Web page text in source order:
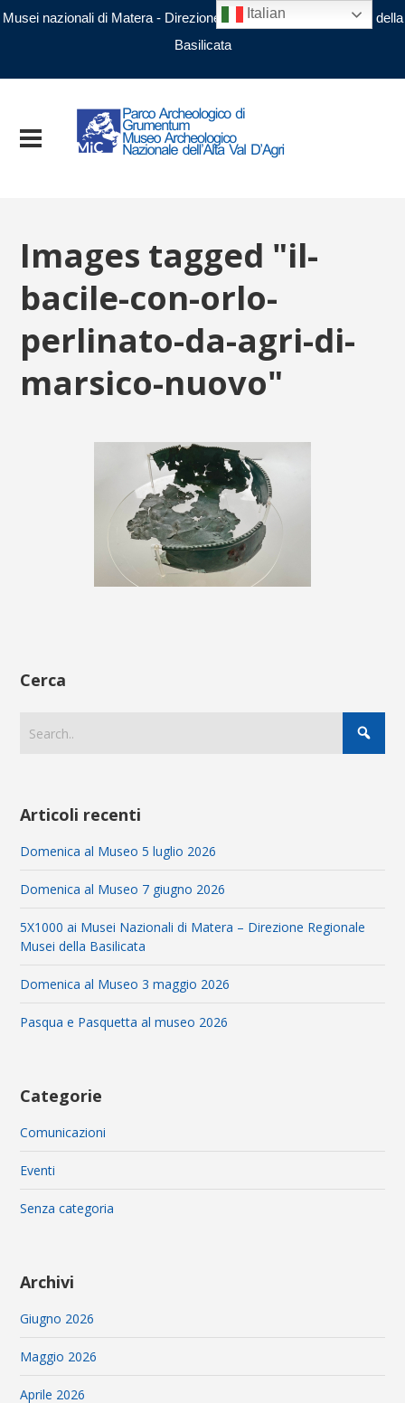
Musei nazionali di Matera - Direzione regionale Musei nazionali della
Basilicata
Images tagged "il-
bacile-con-orlo-
perlinato-da-agri-di-
marsico-nuovo"
Cerca
Articoli recenti
Domenica al Museo 5 luglio 2026
Domenica al Museo 7 giugno 2026
5X1000 ai Musei Nazionali di Matera – Direzione Regionale
Musei della Basilicata
Domenica al Museo 3 maggio 2026
Pasqua e Pasquetta al museo 2026
Categorie
Comunicazioni
Eventi
Senza categoria
Archivi
Giugno 2026
Maggio 2026
Aprile 2026
Italian